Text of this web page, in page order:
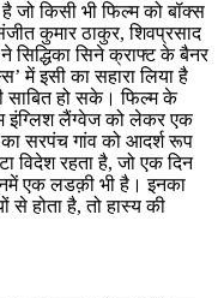
जो किसी भी फिल्म को बॉक्स
कुमार ठाकुर, शिवप्रसाद
सिद्धिका सिने क्राफ्ट के बैनर
में इसी का सहारा लिया है
साबित हो सके। फिल्म के
इंग्लिश लैंग्वेज को लेकर एक
का सरपंच गांव को आदर्श रूप
विदेश रहता है, जो एक दिन
एक लडक़ी भी है। इनका
से होता है, तो हास्य की